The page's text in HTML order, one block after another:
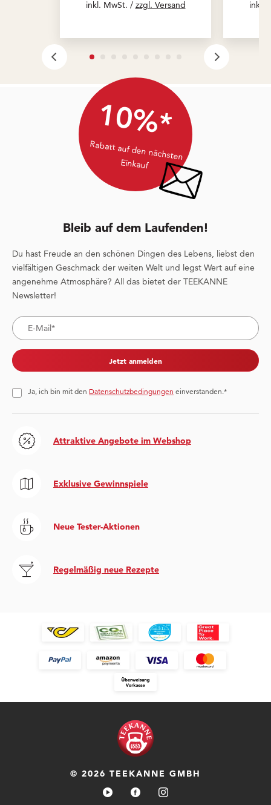
inkl. MwSt. / zzgl. Versand
inkl.
10%*
Rabatt auf den nächsten
Einkauf
Bleib auf dem Laufenden!
Du hast Freude an den schönen Dingen des Lebens, liebst den
vielfältigen Geschmack der weiten Welt und legst Wert auf eine
angenehme Atmosphäre? All das bietet der TEEKANNE
Newsletter!
Jetzt anmelden
Ja, ich bin mit den Datenschutzbedingungen einverstanden.*
Attraktive Angebote im Webshop
Exklusive Gewinnspiele
Neue Tester-Aktionen
Regelmäßig neue Rezepte
© 2026 TEEKANNE GMBH